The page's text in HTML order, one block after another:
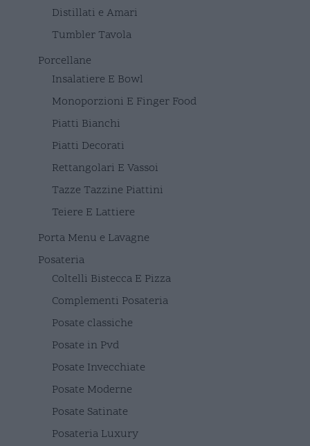
Distillati e Amari
Tumbler Tavola
Porcellane
Insalatiere E Bowl
Monoporzioni E Finger Food
Piatti Bianchi
Piatti Decorati
Rettangolari E Vassoi
Tazze Tazzine Piattini
Teiere E Lattiere
Porta Menu e Lavagne
Posateria
Coltelli Bistecca E Pizza
Complementi Posateria
Posate classiche
Posate in Pvd
Posate Invecchiate
Posate Moderne
Posate Satinate
Posateria Luxury